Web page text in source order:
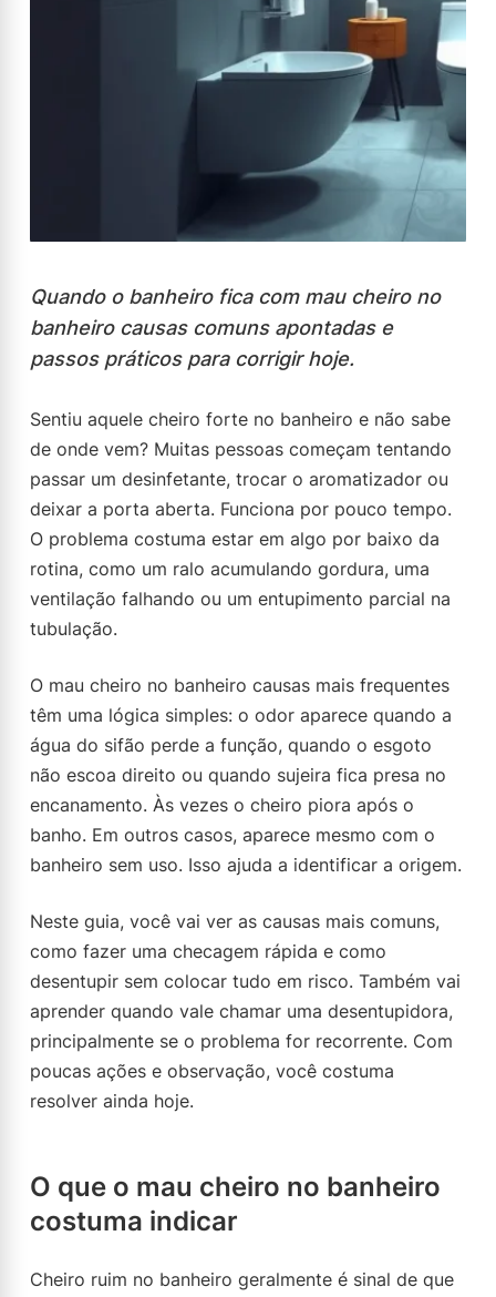
Quando o banheiro fica com mau cheiro no
banheiro causas comuns apontadas e
passos práticos para corrigir hoje.
Sentiu aquele cheiro forte no banheiro e não sabe
de onde vem? Muitas pessoas começam tentando
passar um desinfetante, trocar o aromatizador ou
deixar a porta aberta. Funciona por pouco tempo.
O problema costuma estar em algo por baixo da
rotina, como um ralo acumulando gordura, uma
ventilação falhando ou um entupimento parcial na
tubulação.
O mau cheiro no banheiro causas mais frequentes
têm uma lógica simples: o odor aparece quando a
água do sifão perde a função, quando o esgoto
não escoa direito ou quando sujeira fica presa no
encanamento. Às vezes o cheiro piora após o
banho. Em outros casos, aparece mesmo com o
banheiro sem uso. Isso ajuda a identificar a origem.
Neste guia, você vai ver as causas mais comuns,
como fazer uma checagem rápida e como
desentupir sem colocar tudo em risco. Também vai
aprender quando vale chamar uma desentupidora,
principalmente se o problema for recorrente. Com
poucas ações e observação, você costuma
resolver ainda hoje.
O que o mau cheiro no banheiro
costuma indicar
Cheiro ruim no banheiro geralmente é sinal de que